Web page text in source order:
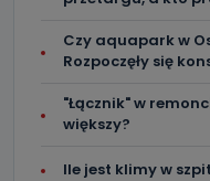
Czy aquapark w
Rozpoczęły się
"Łącznik" w
większy?
Ile jest klimy w